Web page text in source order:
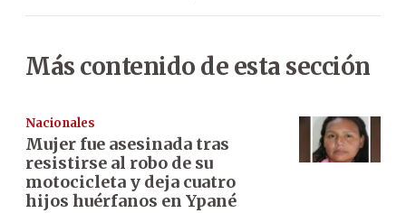
Más contenido de esta sección
Nacionales
Mujer fue asesinada tras
resistirse al robo de su
motocicleta y deja cuatro
hijos huérfanos en Ypané